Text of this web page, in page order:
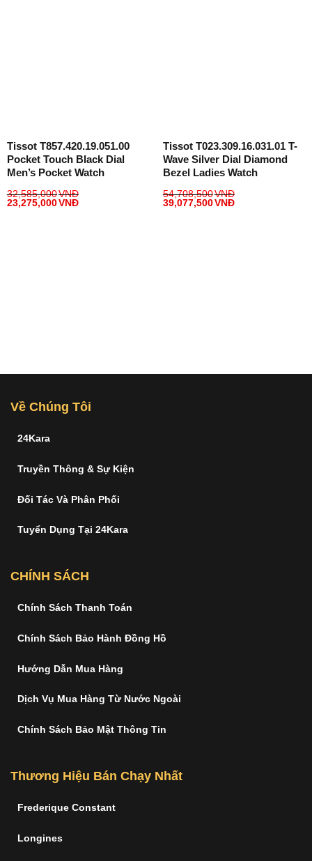
Tissot T857.420.19.051.00
Pocket Touch Black Dial
Men’s Pocket Watch
32,585,000VNĐ
23,275,000VNĐ
Tissot T023.309.16.031.01 T-
Wave Silver Dial Diamond
Bezel Ladies Watch
54,708,500VNĐ
39,077,500VNĐ
Về Chúng Tôi
24Kara
Truyền Thông & Sự Kiện
Đối Tác Và Phân Phối
Tuyển Dụng Tại 24Kara
CHÍNH SÁCH
Chính Sách Thanh Toán
Chính Sách Bảo Hành Đồng Hồ
Hướng Dẫn Mua Hàng
Dịch Vụ Mua Hàng Từ Nước Ngoài
Chính Sách Bảo Mật Thông Tin
Thương Hiệu Bán Chạy Nhất
Frederique Constant
Longines